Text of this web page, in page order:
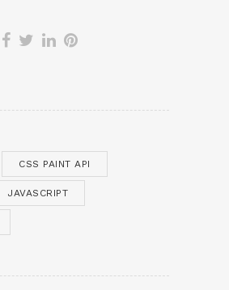
CSS PAINT API
JAVASCRIPT